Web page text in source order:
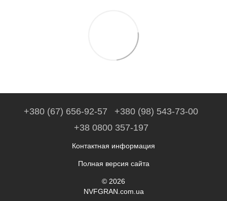
+380 (67) 656-92-57
+380 (98) 543-73-00
+38 0800 357-197
Контактная информация
Полная версия сайта
© 2026
NVFGRAN.com.ua